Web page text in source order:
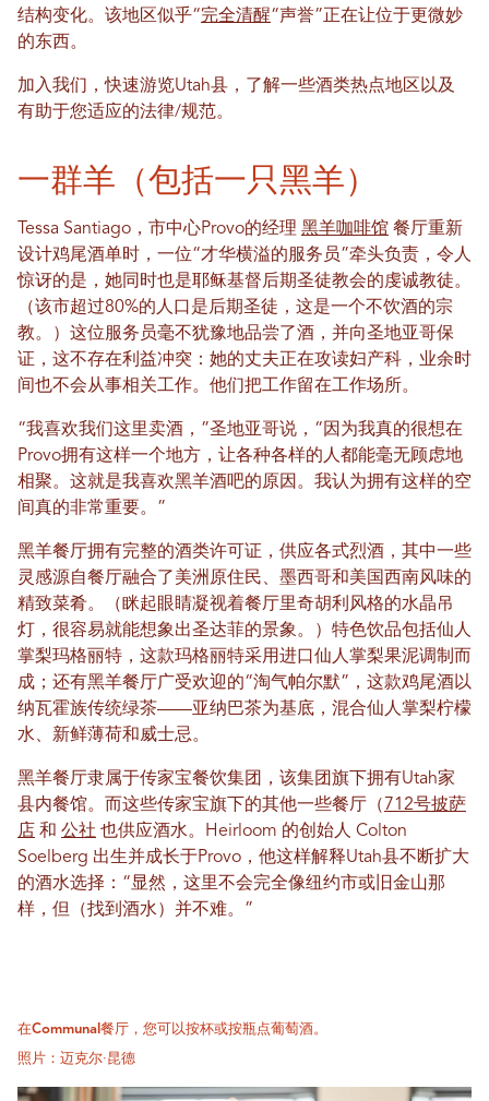
结构变化。该地区似乎“完全清醒“声誉”正在让位于更微妙
的东西。
加入我们，快速游览Utah县，了解一些酒类热点地区以及
有助于您适应的法律/规范。
一群羊（包括一只黑羊）
Tessa Santiago，市中心Provo的经理 黑羊咖啡馆 餐厅重新
设计鸡尾酒单时，一位“才华横溢的服务员”牵头负责，令人
惊讶的是，她同时也是耶稣基督后期圣徒教会的虔诚教徒。
（该市超过80%的人口是后期圣徒，这是一个不饮酒的宗
教。）这位服务员毫不犹豫地品尝了酒，并向圣地亚哥保
证，这不存在利益冲突：她的丈夫正在攻读妇产科，业余时
间也不会从事相关工作。他们把工作留在工作场所。
“我喜欢我们这里卖酒，”圣地亚哥说，“因为我真的很想在
Provo拥有这样一个地方，让各种各样的人都能毫无顾虑地
相聚。这就是我喜欢黑羊酒吧的原因。我认为拥有这样的空
间真的非常重要。”
黑羊餐厅拥有完整的酒类许可证，供应各式烈酒，其中一些
灵感源自餐厅融合了美洲原住民、墨西哥和美国西南风味的
精致菜肴。（眯起眼睛凝视着餐厅里奇胡利风格的水晶吊
灯，很容易就能想象出圣达菲的景象。）特色饮品包括仙人
掌梨玛格丽特，这款玛格丽特采用进口仙人掌梨果泥调制而
成；还有黑羊餐厅广受欢迎的“淘气帕尔默”，这款鸡尾酒以
纳瓦霍族传统绿茶——亚纳巴茶为基底，混合仙人掌梨柠檬
水、新鲜薄荷和威士忌。
黑羊餐厅隶属于传家宝餐饮集团，该集团旗下拥有Utah家
县内餐馆。而这些传家宝旗下的其他一些餐厅（ 712号披萨
店 和 公社 也供应酒水。Heirloom 的创始人 Colton
Soelberg 出生并成长于Provo，他这样解释Utah县不断扩大
的酒水选择：“显然，这里不会完全像纽约市或旧金山那
样，但（找到酒水）并不难。”
在Communal餐厅，您可以按杯或按瓶点葡萄酒。
照片：迈克尔·昆德